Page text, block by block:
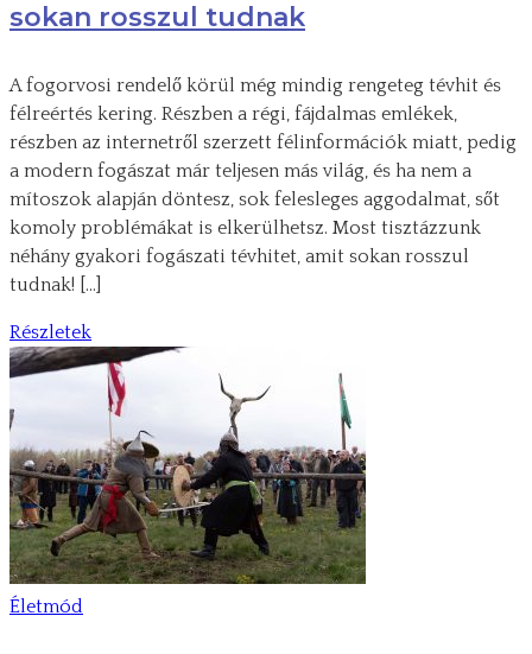
sokan rosszul tudnak
A fogorvosi rendelő körül még mindig rengeteg tévhit és
félreértés kering. Részben a régi, fájdalmas emlékek,
részben az internetről szerzett félinformációk miatt, pedig
a modern fogászat már teljesen más világ, és ha nem a
mítoszok alapján döntesz, sok felesleges aggodalmat, sőt
komoly problémákat is elkerülhetsz. Most tisztázzunk
néhány gyakori fogászati tévhitet, amit sokan rosszul
tudnak! […]
Részletek
Életmód